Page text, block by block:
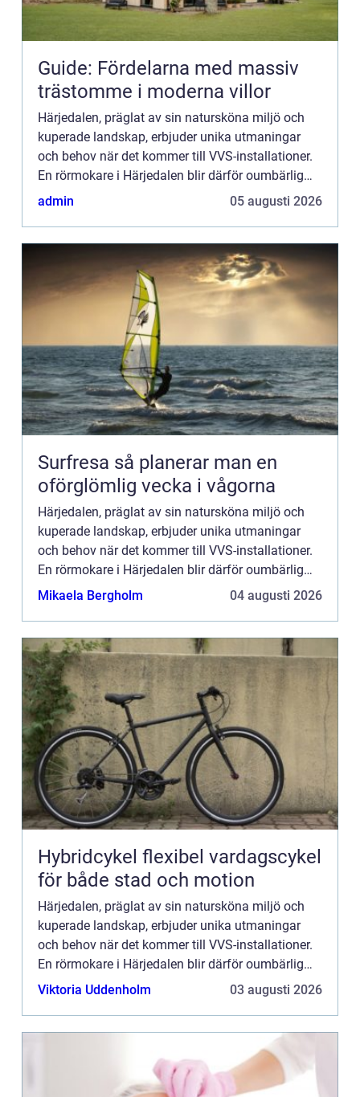
Guide: Fördelarna med massiv
trästomme i moderna villor
Härjedalen, präglat av sin natursköna miljö och
kuperade landskap, erbjuder unika utmaningar
och behov när det kommer till VVS-installationer.
En rörmokare i Härjedalen blir därför oumbärlig
för ...
admin 05 augusti 2026
Surfresa så planerar man en
oförglömlig vecka i vågorna
Härjedalen, präglat av sin natursköna miljö och
kuperade landskap, erbjuder unika utmaningar
och behov när det kommer till VVS-installationer.
En rörmokare i Härjedalen blir därför oumbärlig
för ...
Mikaela Bergholm 04 augusti 2026
Hybridcykel flexibel vardagscykel
för både stad och motion
Härjedalen, präglat av sin natursköna miljö och
kuperade landskap, erbjuder unika utmaningar
och behov när det kommer till VVS-installationer.
En rörmokare i Härjedalen blir därför oumbärlig
för ...
Viktoria Uddenholm 03 augusti 2026